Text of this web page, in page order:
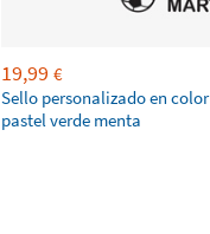
19,99 €
Sello personalizado en color
pastel verde menta